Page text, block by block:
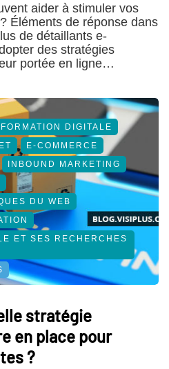
aider à stimuler vos
Éléments de réponse dans
de détaillants e-
des stratégies
portée en ligne…
DIGITALE
E-COMMERCE
INBOUND MARKETING
DU WEB
ET SES RECHERCHES
stratégie
en place pour
?